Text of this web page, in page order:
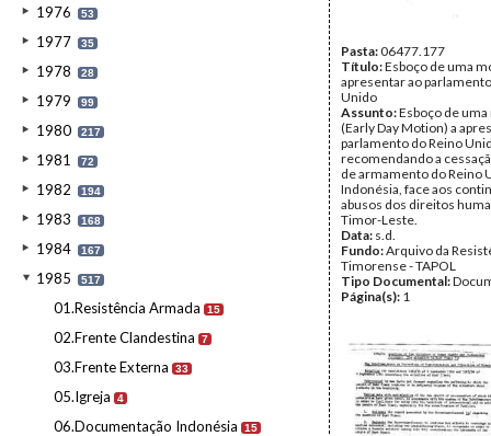
1976 53
1977 35
1978 28
1979 99
1980 217
1981 72
1982 194
1983 168
1984 167
1985 517
01.Resistência Armada 15
02.Frente Clandestina 7
03.Frente Externa 33
05.Igreja 4
06.Documentação Indonésia 15
Pasta:06477.177
Título:Esboço de uma
apresentar ao
Unido
Assunto:Esboço de
(Early Day Motion) a
parlamento do Reino
recomendando a
de armamento do Reino
Indonésia, face aos
abusos dos direitos
Timor-Leste.
Data: s.d.
Fundo:Arquivo da
Timorense - TAPOL
Tipo Documental:
Página(s): 1